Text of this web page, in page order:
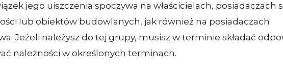
jego uiszczenia spoczywa na właścicielach, posiadaczach
lub obiektów budowlanych, jak również na posiadaczach
Jeżeli należysz do tej grupy, musisz w terminie składać
należności w określonych terminach.